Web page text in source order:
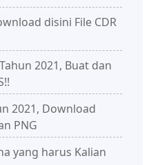
disini File CDR
2021, Buat dan
2021, Download
PNG
yang harus Kalian